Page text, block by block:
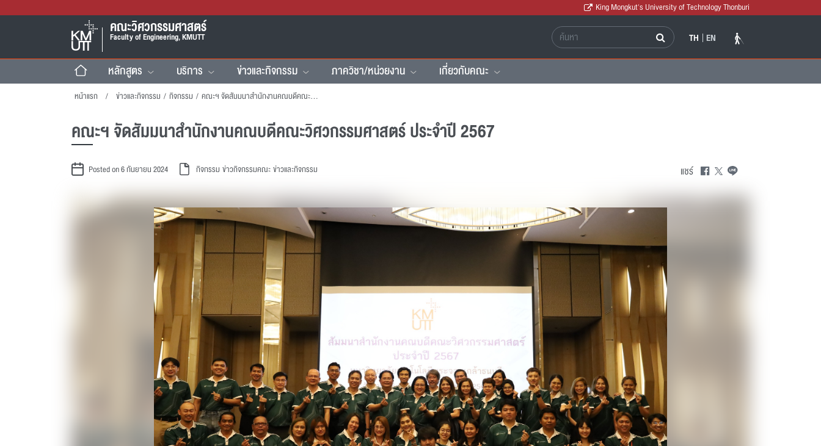
King Mongkut's University of Technology Thonburi
คณะวิศวกรรมศาสตร์
Faculty of Engineering, KMUTT TH EN
หลักสูตร บริการ ข่าวและกิจกรรม ภาควิชา/หน่วยงาน เกี่ยวกับคณะ
หน้าแรก ข่าวและกิจกรรม / กิจกรรม / คณะฯ จัดสัมมนาสำนักงานคณบดีคณะวิศวกรรมศาสตร์ ประจำปี 2567
คณะฯ จัดสัมมนาสำนักงานคณบดีคณะวิศวกรรมศาสตร์ ประจำปี 2567
Posted on 6 กันยายน 2024 กิจกรรม ข่าวกิจกรรมคณะข่าวและกิจกรรม แชร์